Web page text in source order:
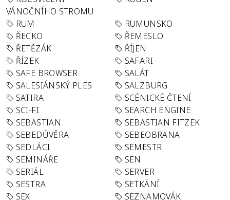
VÁNOČNÍHO STROMU
RUM
RUMUNSKO
ŘECKO
ŘEMESLO
ŘETĚZÁK
ŘÍJEN
ŘÍZEK
SAFARI
SAFE BROWSER
SALÁT
SALESIÁNSKÝ PLES
SALZBURG
SATIRA
SCÉNICKÉ ČTENÍ
SCI-FI
SEARCH ENGINE
SEBASTIAN
SEBASTIAN FITZEK
SEBEDŮVĚRA
SEBEOBRANA
SEDLÁCI
SEMESTR
SEMINÁŘE
SEN
SERIÁL
SERVER
SESTRA
SETKÁNÍ
SEX
SEZNAMOVÁK